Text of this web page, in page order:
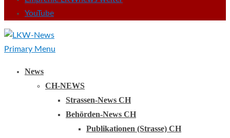
YouTube
Primary Menu
News
CH-NEWS
Strassen-News CH
Behörden-News CH
Publikationen (Strasse) CH